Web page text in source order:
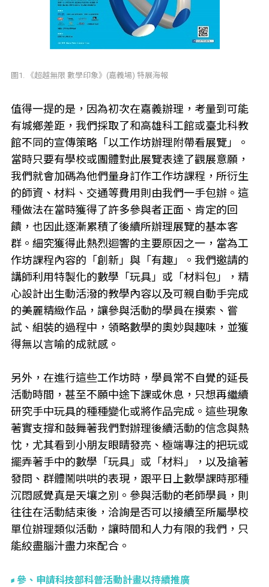
圖1. 《超越無限 數學印象》(嘉義場) 特展海報
值得一提的是，因為初次在嘉義辦理，考量到可能
有城鄉差距，我們採取了和高雄科工館或臺北科教
館不同的宣傳策略「以工作坊辦理附帶看展覽」。
當時只要有學校或團體對此展覽表達了觀展意願，
我們就會加碼為他們量身訂作工作坊課程，所衍生
的師資、材料、交通等費用則由我們一手包辦。這
種做法在當時獲得了許多參與者正面、肯定的回
饋，也因此逐漸累積了後續所辦理展覽的基本客
群。細究獲得此熱烈迴響的主要原因之一，當為工
作坊課程內容的「創新」與「有趣」。我們邀請的
講師利用特製化的數學「玩具」或「材料包」，精
心設計出生動活潑的教學內容以及可親自動手完成
的美麗精緻作品，讓參與活動的學員在摸索、嘗
試、組裝的過程中，領略數學的奧妙與趣味，並獲
得無以言喻的成就感。
另外，在進行這些工作坊時，學員常不自覺的延長
活動時間，甚至不願中途下課或休息，只想再繼續
研究手中玩具的種種變化或將作品完成。這些現象
著實支撐和鼓舞著我們對辦理後續活動的信念與熱
忱，尤其看到小朋友眼睛發亮、極端專注的把玩或
擺弄著手中的數學「玩具」或「材料」，以及搶著
發問、群體鬧哄哄的表現，跟平日上數學課時那種
沉悶感覺真是天壤之別。參與活動的老師學員，則
往往在活動結束後，洽詢是否可以接續至所屬學校
單位辦理類似活動，讓時間和人力有限的我們，只
能絞盡腦汁盡力來配合。
參、申請科技部科普活動計畫以持續推廣